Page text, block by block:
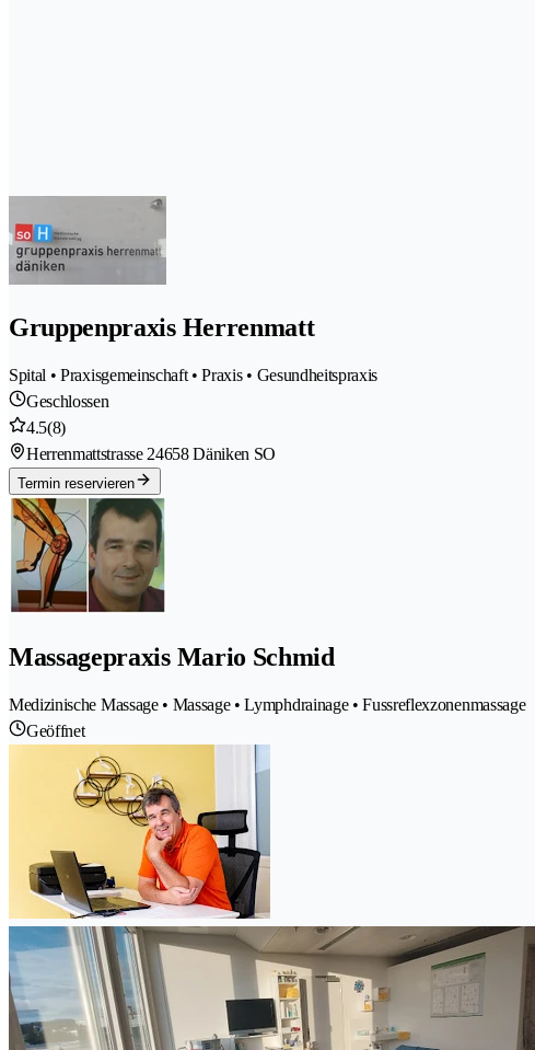
Gruppenpraxis Herrenmatt
Spital • Praxisgemeinschaft • Praxis • Gesundheitspraxis
Geschlossen
4.5(8)
Herrenmattstrasse 24658 Däniken SO
Termin reservieren
Massagepraxis Mario Schmid
Medizinische Massage • Massage • Lymphdrainage • Fussreflexzonenmassage
Geöffnet